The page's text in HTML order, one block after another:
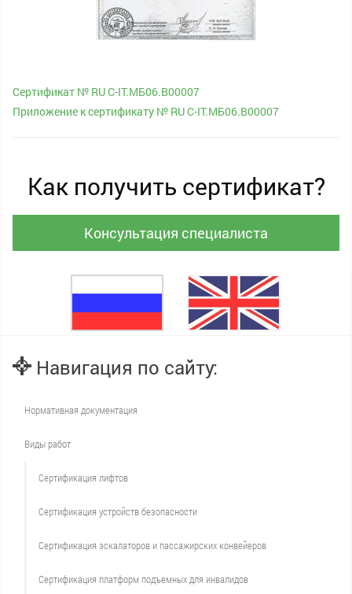
Сертификат № RU С-IT.МБ06.В00007
Приложение к сертификату № RU С-IT.МБ06.В00007
Как получить сертификат?
Консультация специалиста
Навигация по сайту:
Нормативная документация
Виды работ
Сертификация лифтов
Сертификация устройств безопасности
Сертификация эскалаторов и пассажирских конвейеров
Сертификация платформ подъемных для инвалидов